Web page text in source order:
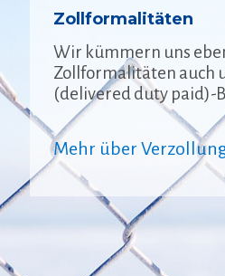
Zollformalitäten
Wir kümmern uns
Zollformalitäten auch
(delivered duty paid)-
Mehr über